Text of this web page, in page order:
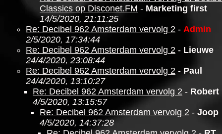
Classics op Disconet.FM - Marketing first
14/5/2020, 21:11:25
Re: Decibel 962 Amsterdam vervolg 2 - Admin
2/5/2020, 17:34:44
Re: Decibel 962 Amsterdam vervolg 2 - Lieuwe
24/4/2020, 23:08:44
Re: Decibel 962 Amsterdam vervolg 2 - Paul
24/4/2020, 13:10:27
Re: Decibel 962 Amsterdam vervolg 2 - Robert
4/5/2020, 13:15:57
Re: Decibel 962 Amsterdam vervolg 2 - Joop
4/5/2020, 14:37:28